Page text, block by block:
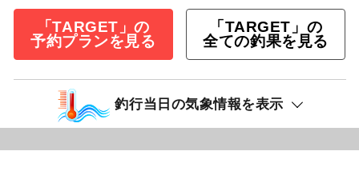
「TARGET」の
予約プランを見る
「TARGET」の
全ての釣果を見る
釣行当日の気象情報を表示